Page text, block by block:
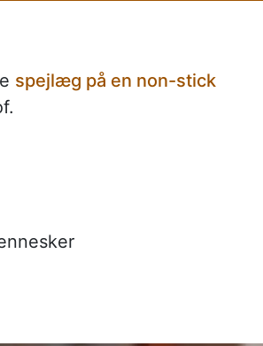
spejlæg på en non-stick